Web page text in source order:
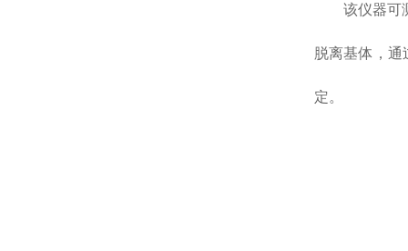
该仪器可
脱离基体，
定。